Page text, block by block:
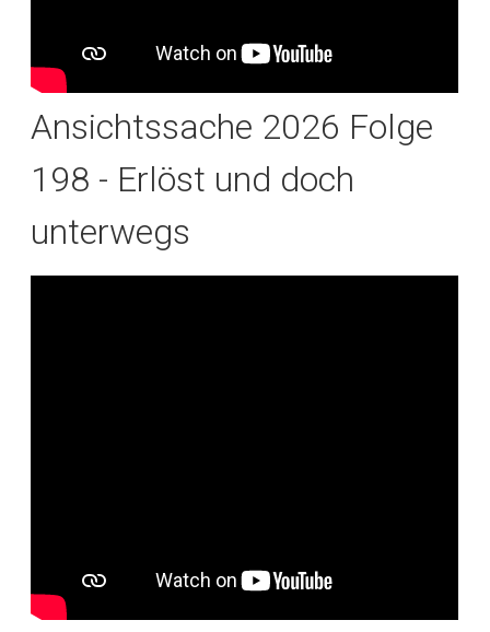
Ansichtssache 2026 Folge
198 - Erlöst und doch
unterwegs